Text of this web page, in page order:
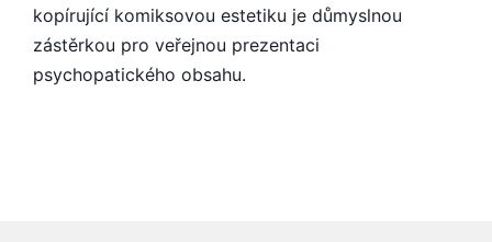
OSLAVA
ZVRÁCENOSTI
kopírující komiksovou estetiku je důmyslnou
zástěrkou pro veřejnou prezentaci
psychopatického obsahu.